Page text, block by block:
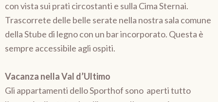
con vista sui prati circostanti e sulla Cima Sternai.
Trascorrete delle belle serate nella nostra sala comune
della Stube di legno con un bar incorporato. Questa è
sempre accessibile agli ospiti.
Vacanza nella Val d’Ultimo
Gli appartamenti dello Sporthof sono aperti tutto